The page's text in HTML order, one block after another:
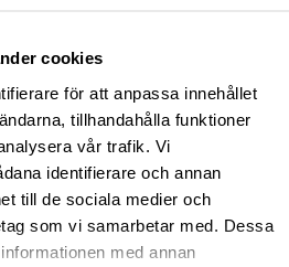
cookies
för att anpassa innehållet
tillhandahålla funktioner
vår trafik. Vi
identifierare och annan
till de sociala medier och
som vi samarbetar med. Dessa
med annan
Finns i lager online
Slut i lager
Slut i lager
Slut i lager